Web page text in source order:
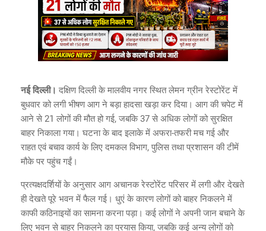
नई दिल्ली। दक्षिण दिल्ली के मालवीय नगर स्थित लेमन ग्रीन रेस्टोरेंट में
बुधवार को लगी भीषण आग ने बड़ा हादसा खड़ा कर दिया। आग की चपेट में
आने से 21 लोगों की मौत हो गई, जबकि 37 से अधिक लोगों को सुरक्षित
बाहर निकाला गया। घटना के बाद इलाके में अफरा-तफरी मच गई और
राहत एवं बचाव कार्य के लिए दमकल विभाग, पुलिस तथा प्रशासन की टीमें
मौके पर पहुंच गईं।
प्रत्यक्षदर्शियों के अनुसार आग अचानक रेस्टोरेंट परिसर में लगी और देखते
ही देखते पूरे भवन में फैल गई। धुएं के कारण लोगों को बाहर निकलने में
काफी कठिनाइयों का सामना करना पड़ा। कई लोगों ने अपनी जान बचाने के
लिए भवन से बाहर निकलने का प्रयास किया, जबकि कई अन्य लोगों को